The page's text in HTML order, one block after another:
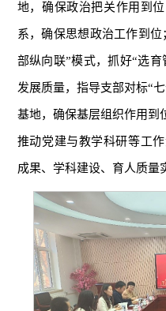
地，确保政治把关作用到
系，确保思想政治工作到
部纵向联”模式，抓好“选
发展质量，指导支部对标“
基地，确保基层组织作用到
推动党建与教学科研等工
成果、学科建设、育人质量